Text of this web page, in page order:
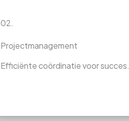
02.
Projectmanagement
Efficiënte coördinatie voor succes.